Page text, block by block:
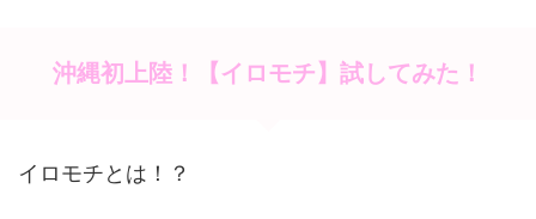
沖縄初上陸！【イロモチ】試してみた！
イロモチとは！？